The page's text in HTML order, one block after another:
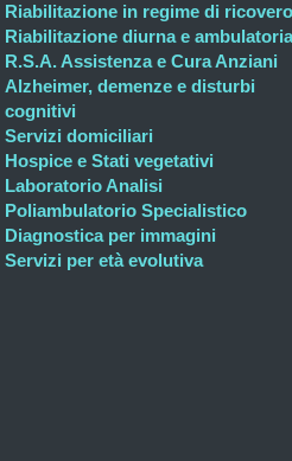
Riabilitazione in regime di ricovero
Riabilitazione diurna e
R.S.A. Assistenza e Cura Anziani
Alzheimer, demenze e disturbi
cognitivi
Servizi domiciliari
Hospice e Stati vegetativi
Laboratorio Analisi
Poliambulatorio Specialistico
Diagnostica per immagini
Servizi per età evolutiva